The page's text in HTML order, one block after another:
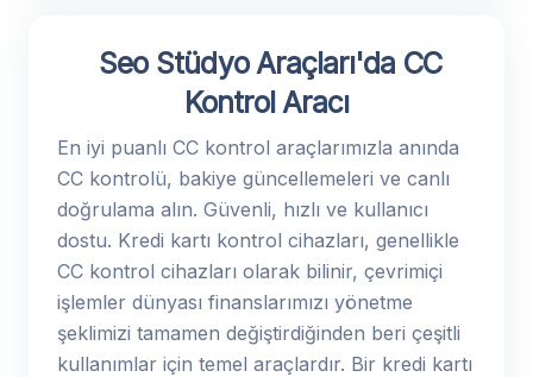
Seo Stüdyo Araçları'da CC
Kontrol Aracı
En iyi puanlı CC kontrol araçlarımızla anında
CC kontrolü, bakiye güncellemeleri ve canlı
doğrulama alın. Güvenli, hızlı ve kullanıcı
dostu. Kredi kartı kontrol cihazları, genellikle
CC kontrol cihazları olarak bilinir, çevrimiçi
işlemler dünyası finanslarımızı yönetme
şeklimizi tamamen değiştirdiğinden beri çeşitli
kullanımlar için temel araçlardır. Bir kredi kartı